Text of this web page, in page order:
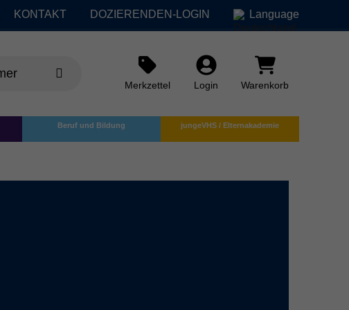
KONTAKT DOZIERENDEN-LOGIN Language
Merkzettel Login Warenkorb
Beruf und Bildung jungeVHS / Elternakademie